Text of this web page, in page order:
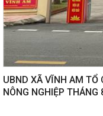
UBND XÃ VĨNH AM TỔ
NÔNG NGHIỆP